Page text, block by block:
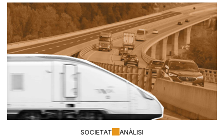
SOCIETAT ANÀLISI